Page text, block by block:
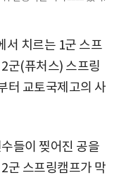
서 치르는 1군 스프
군(퓨처스) 스프링
터 교토국제고의 사
들이 찢어진 공을
군 스프링캠프가 막